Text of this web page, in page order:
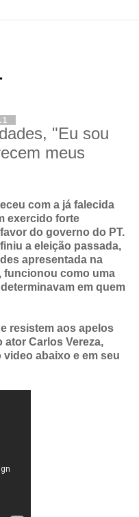
"Eu sou
meus
com a já falecida
exercido forte
do governo do PT.
a eleição passada,
apresentada na
funcionou como uma
em quem
resistem aos apelos
ator Carlos Vereza,
abaixo e em seu